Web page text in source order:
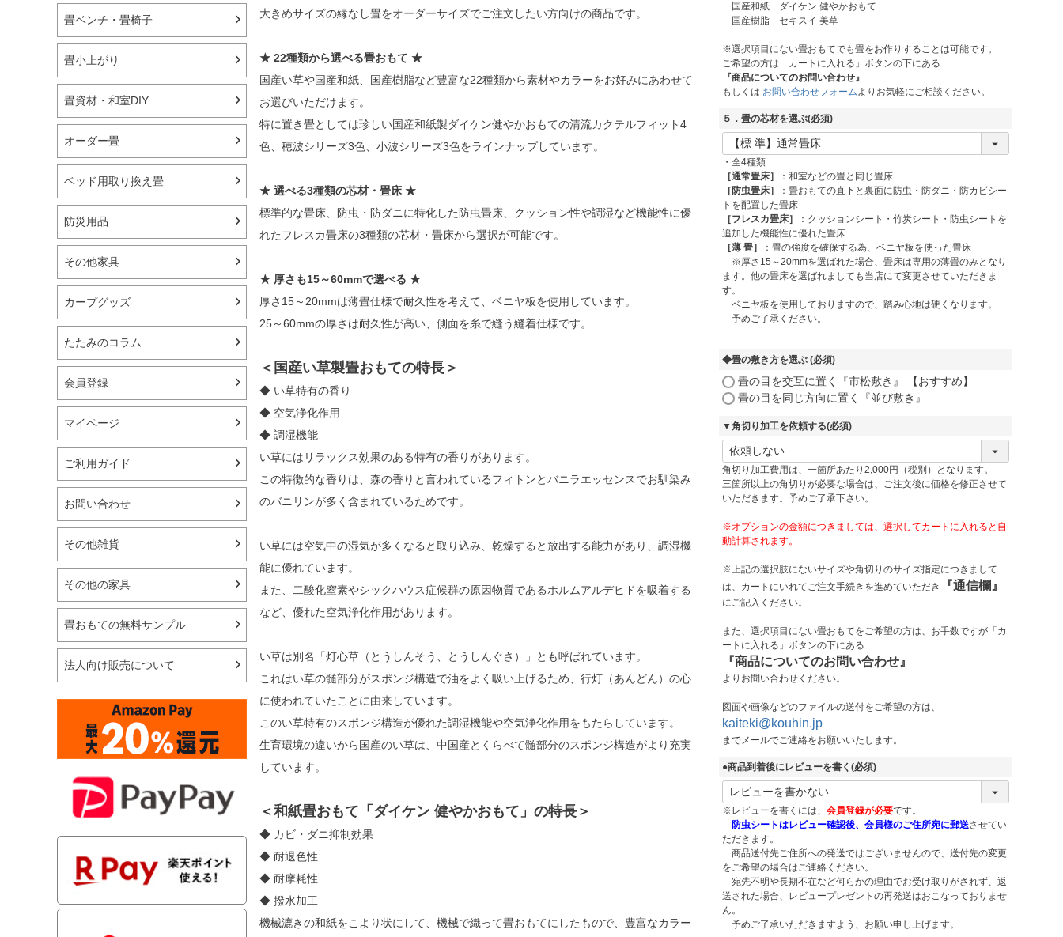
畳ベンチ・畳椅子
畳小上がり
畳資材・和室DIY
オーダー畳
ベッド用取り換え畳
防災用品
その他家具
カープグッズ
たたみのコラム
会員登録
マイページ
ご利用ガイド
お問い合わせ
その他雑貨
その他の家具
畳おもての無料サンプル
法人向け販売について
大きめサイズの縁なし畳をオーダーサイズでご注文したい方向けの商品です。
★ 22種類から選べる畳おもて ★
国産い草や国産和紙、国産樹脂など豊富な22種類から素材やカラーをお好みにあわせて
お選びいただけます。
特に置き畳としては珍しい国産和紙製ダイケン健やかおもての清流カクテルフィット4
色、穂波シリーズ3色、小波シリーズ3色をラインナップしています。
★ 選べる3種類の芯材・畳床 ★
標準的な畳床、防虫・防ダニに特化した防虫畳床、クッション性や調湿など機能性に優
れたフレスカ畳床の3種類の芯材・畳床から選択が可能です。
★ 厚さも15～60mmで選べる ★
厚さ15～20mmは薄畳仕様で耐久性を考えて、ベニヤ板を使用しています。
25～60mmの厚さは耐久性が高い、側面を糸で縫う縫着仕様です。
＜国産い草製畳おもての特長＞
◆ い草特有の香り
◆ 空気浄化作用
◆ 調湿機能
い草にはリラックス効果のある特有の香りがあります。
この特徴的な香りは、森の香りと言われているフィトンとバニラエッセンスでお馴染み
のバニリンが多く含まれているためです。
い草には空気中の湿気が多くなると取り込み、乾燥すると放出する能力があり、調湿機
能に優れています。
また、二酸化窒素やシックハウス症候群の原因物質であるホルムアルデヒドを吸着する
など、優れた空気浄化作用があります。
い草は別名「灯心草（とうしんそう、とうしんぐさ）」とも呼ばれています。
これはい草の髄部分がスポンジ構造で油をよく吸い上げるため、行灯（あんどん）の心
に使われていたことに由来しています。
このい草特有のスポンジ構造が優れた調湿機能や空気浄化作用をもたらしています。
生育環境の違いから国産のい草は、中国産とくらべて髄部分のスポンジ構造がより充実
しています。
＜和紙畳おもて「ダイケン 健やかおもて」の特長＞
◆ カビ・ダニ抑制効果
◆ 耐退色性
◆ 耐摩耗性
◆ 撥水加工
機械漉きの和紙をこより状にして、機械で織って畳おもてにしたもので、豊富なカラー
国産和紙 ダイケン 健やかおもて
国産樹脂 セキスイ 美草
※選択項目にない畳おもてでも畳をお作りすることは可能です。
ご希望の方は「カートに入れる」ボタンの下にある
『商品についてのお問い合わせ』
もしくは お問い合わせフォームよりお気軽にご相談ください。
５．畳の芯材を選ぶ(必須)
・全4種類
［通常畳床］
：和室などの畳と同じ畳床
［防虫畳床］
：畳おもての直下と裏面に防虫・防ダニ・防カビシー
トを配置した畳床
［フレスカ畳床］
：クッションシート・竹炭シート・防虫シートを
追加した機能性に優れた畳床
［薄 畳］
：畳の強度を確保する為、ベニヤ板を使った畳床
※厚さ15～20mmを選ばれた場合、畳床は専用の薄畳のみとなり
ます。他の畳床を選ばれましても当店にて変更させていただきま
す。
ベニヤ板を使用しておりますので、踏み心地は硬くなります。
予めご了承ください。
◆畳の敷き方を選ぶ (必須)
畳の目を交互に置く『市松敷き』 【おすすめ】
畳の目を同じ方向に置く『並び敷き』
▼角切り加工を依頼する(必須)
角切り加工費用は、一箇所あたり2,000円（税別）となります。
三箇所以上の角切りが必要な場合は、ご注文後に価格を修正させて
いただきます。予めご了承下さい。
※オプションの金額につきましては、選択してカートに入れると自
動計算されます。
※上記の選択肢にないサイズや角切りのサイズ指定につきまして
は、カートにいれてご注文手続きを進めていただき
『通信欄』
にご記入ください。
また、選択項目にない畳おもてをご希望の方は、お手数ですが「カ
ートに入れる」ボタンの下にある
『商品についてのお問い合わせ』
よりお問い合わせください。
図面や画像などのファイルの送付をご希望の方は、
kaiteki@kouhin.jp
までメールでご連絡をお願いいたします。
●商品到着後にレビューを書く (必須)
※レビューを書くには、 会員登録が必要です。
防虫シートはレビュー確認後、会員様のご住所宛に郵送させてい
ただきます。
商品送付先ご住所への発送ではございませんので、送付先の変更
をご希望の場合はご連絡ください。
宛先不明や長期不在など何らかの理由でお受け取りがされず、返
送された場合、レビュープレゼントの再発送はおこなっておりませ
ん。
予めご了承いただきますよう、お願い申し上げます。